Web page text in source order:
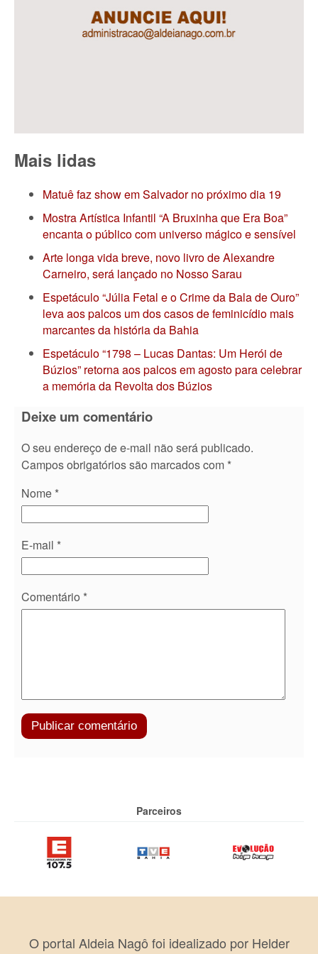
Mais lidas
Matuê faz show em Salvador no próximo dia 19
Mostra Artística Infantil “A Bruxinha que Era Boa”
encanta o público com universo mágico e sensível
Arte longa vida breve, novo livro de Alexandre
Carneiro, será lançado no Nosso Sarau
Espetáculo “Júlia Fetal e o Crime da Bala de Ouro”
leva aos palcos um dos casos de feminicídio mais
marcantes da história da Bahia
Espetáculo “1798 – Lucas Dantas: Um Herói de
Búzios” retorna aos palcos em agosto para celebrar
a memória da Revolta dos Búzios
Deixe um comentário
O seu endereço de e-mail não será publicado.
Campos obrigatórios são marcados com *
Nome *
E-mail *
Comentário *
Parceiros
O portal Aldeia Nagô foi idealizado por Helder